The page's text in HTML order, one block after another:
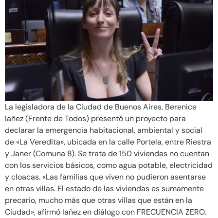
La legisladora de la Ciudad de Buenos Aires, Berenice
Iañez (Frente de Todos) presentó un proyecto para
declarar la emergencia habitacional, ambiental y social
de «La Veredita», ubicada en la calle Portela, entre Riestra
y Janer (Comuna 8). Se trata de 150 viviendas no cuentan
con los servicios básicos, como agua potable, electricidad
y cloacas. «Las familias que viven no pudieron asentarse
en otras villas. El estado de las viviendas es sumamente
precario, mucho más que otras villas que están en la
Ciudad», afirmó Iañez en diálogo con FRECUENCIA ZERO.